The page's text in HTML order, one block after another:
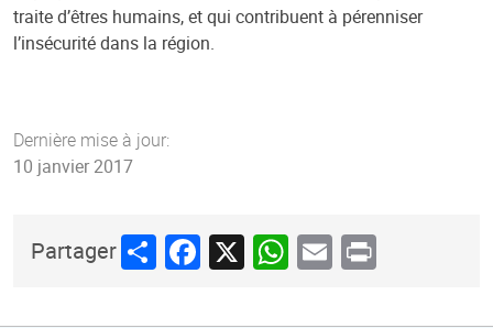
traite d’êtres humains, et qui contribuent à pérenniser
l’insécurité dans la région.
Dernière mise à jour:
10 janvier 2017
PartagerShareFacebook
X WhatsApp
Email
Print